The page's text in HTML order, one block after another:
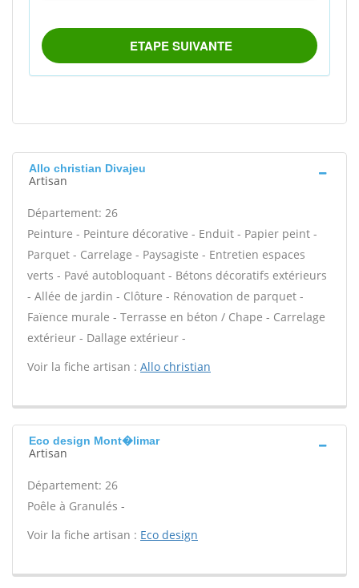
Allo christian Divajeu
Artisan
Département: 26
Peinture - Peinture décorative - Enduit - Papier peint -
Parquet - Carrelage - Paysagiste - Entretien espaces
verts - Pavé autobloquant - Bétons décoratifs extérieurs
- Allée de jardin - Clôture - Rénovation de parquet -
Faïence murale - Terrasse en béton / Chape - Carrelage
extérieur - Dallage extérieur -
Voir la fiche artisan : Allo christian
Eco design Mont�limar
Artisan
Département: 26
Poêle à Granulés -
Voir la fiche artisan : Eco design